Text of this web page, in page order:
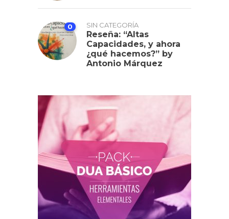
0 SIN CATEGORÍA
Reseña: “Altas
Capacidades, y ahora
¿qué hacemos?” by
Antonio Márquez